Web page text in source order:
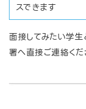
スできます
面接してみたい学
署へ直接ご連絡くだ